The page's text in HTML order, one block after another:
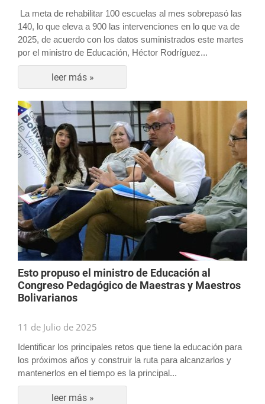
La meta de rehabilitar 100 escuelas al mes sobrepasó las
140, lo que eleva a 900 las intervenciones en lo que va de
2025, de acuerdo con los datos suministrados este martes
por el ministro de Educación, Héctor Rodríguez...
leer más »
Esto propuso el ministro de Educación al
Congreso Pedagógico de Maestras y Maestros
Bolivarianos
11 de Julio de 2025
Identificar los principales retos que tiene la educación para
los próximos años y construir la ruta para alcanzarlos y
mantenerlos en el tiempo es la principal...
leer más »